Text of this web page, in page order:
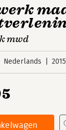
mwd
Nederlands 2015